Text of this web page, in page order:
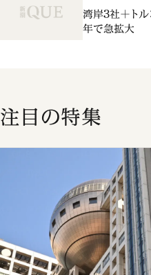
湾岸３社＋ト
年で急拡大
注目の特集